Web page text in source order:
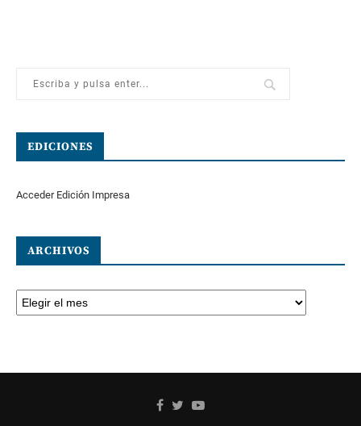
EDICIONES
Acceder Edición Impresa
ARCHIVOS